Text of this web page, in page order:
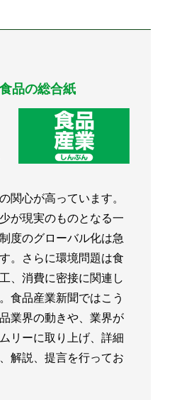
品の総合紙
関心が高っています。
が現実のものとなる一
度のグローバル化は急
。さらに環境問題は食
、消費に密接に関連し
食品産業新聞ではこう
業界の動きや、業界が
リーに取り上げ、詳細
解説、提言を行ってお